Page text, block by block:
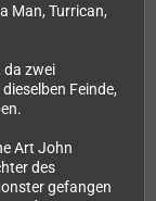
Man, Turrican,
da zwei
Feinde,
Art John
des
gefangen